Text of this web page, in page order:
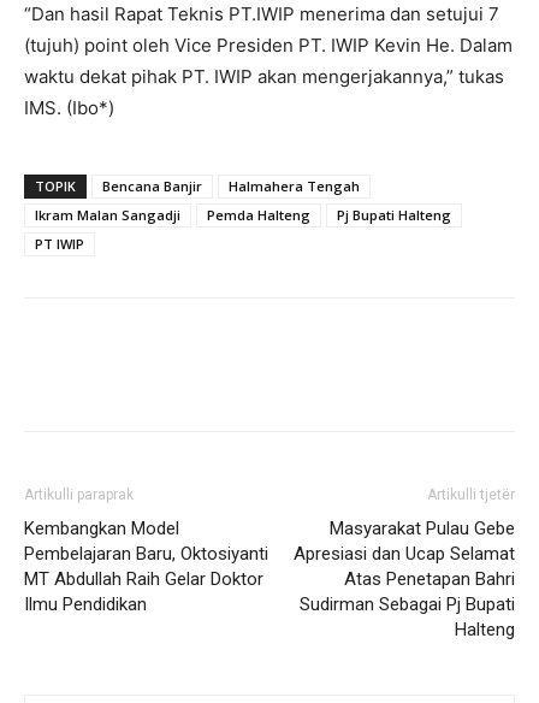
“Dan hasil Rapat Teknis PT.IWIP menerima dan setujui 7
(tujuh) point oleh Vice Presiden PT. IWIP Kevin He. Dalam
waktu dekat pihak PT. IWIP akan mengerjakannya,” tukas
IMS. (Ibo*)
TOPIK Bencana Banjir
Halmahera Tengah
Ikram Malan Sangadji
Pemda Halteng
Pj Bupati Halteng
PT IWIP
Artikulli paraprak
Kembangkan Model
Pembelajaran Baru, Oktosiyanti
MT Abdullah Raih Gelar Doktor
Ilmu Pendidikan
Artikulli tjetër
Masyarakat Pulau Gebe
Apresiasi dan Ucap Selamat
Atas Penetapan Bahri
Sudirman Sebagai Pj Bupati
Halteng